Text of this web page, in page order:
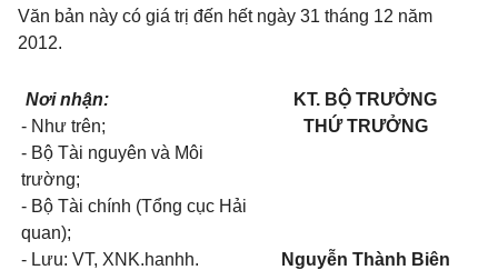
Văn bản này có giá trị đến hết ngày 31 tháng 12 năm
2012.
Nơi nhận:
- Như trên;
- Bộ Tài nguyên và Môi
trường;
- Bộ Tài chính (Tổng cục Hải
quan);
- Lưu: VT, XNK.hanhh.
KT. BỘ TRƯỞNG
THỨ TRƯỞNG
Nguyễn Thành Biên